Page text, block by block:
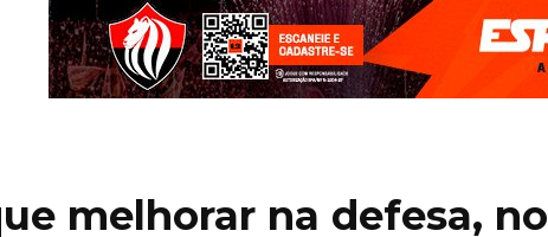
melhorar na defesa, no